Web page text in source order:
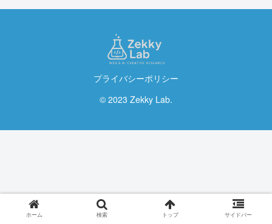
プライバシーポリシー
© 2023 Zekky Lab.
ホーム 検索 トップ サイドバー